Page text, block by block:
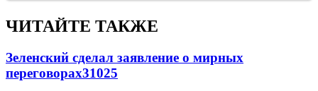
ЧИТАЙТЕ ТАКЖЕ
Зеленский сделал заявление о мирных
переговорах31025